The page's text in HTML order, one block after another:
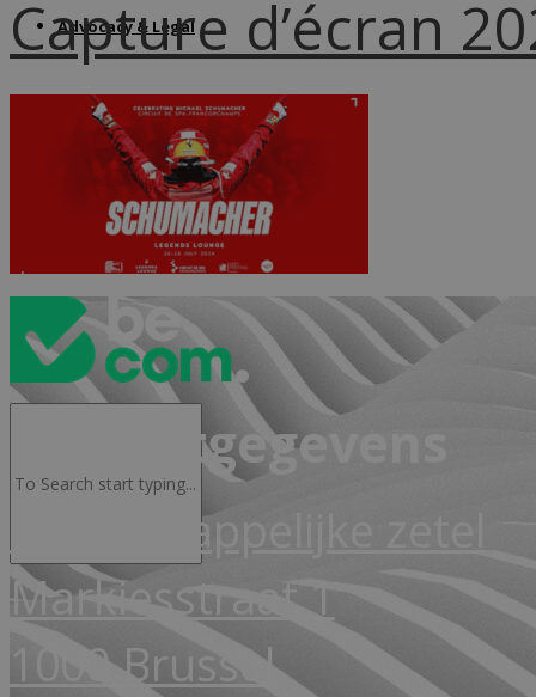
Advocacy & Legal
Capture d’écran
Contactgegevens
Maatschappelijke zetel
Markiesstraat 1
1000 Brussel